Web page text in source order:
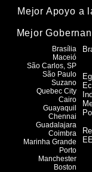
Mejor Apoyo a
Mejor
Brasília
Maceió
​São Carlos, SP
São Paulo
Suzano
Quebec City
Cairo
Guayaquil
Chennai
Guadalajara
Coimbra
Marinha Grande
Porto
Manchester
Boston